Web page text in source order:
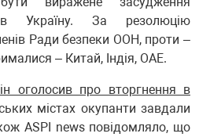
Україну. За резолюцію
Ради безпеки ООН, проти –
– Китай, Індія, ОАЕ.
оголосив про вторгнення в
містах окупанти завдали
ASPI news повідомляло, що